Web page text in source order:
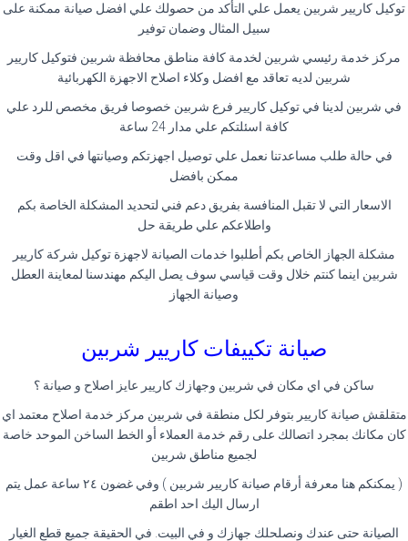
توكيل كاريير شربين يعمل علي التأكد من حصولك علي افضل صيانة ممكنة على
سبيل المثال وضمان توفير
مركز خدمة رئيسي شربين لخدمة كافة مناطق محافظة شربين فتوكيل كاريير
شربين لديه تعاقد مع افضل وكلاء اصلاح الاجهزة الكهربائية
في شربين لدينا في توكيل كاريير فرع شربين خصوصا فريق مخصص للرد علي
كافة اسئلتكم علي مدار 24 ساعة
في حالة طلب مساعدتنا نعمل علي توصيل اجهزتكم وصيانتها في اقل وقت
ممكن بافضل
الاسعار التي لا تقبل المنافسة بفريق دعم فني لتحديد المشكلة الخاصة بكم
واطلاعكم علي طريقة حل
مشكلة الجهاز الخاص بكم أطلبوا خدمات الصيانة لاجهزة توكيل شركة كاريير
شربين اينما كنتم خلال وقت قياسي سوف يصل اليكم مهندسنا لمعاينة العطل
وصيانة الجهاز
صيانة تكييفات كاريير شربين
ساكن في اي مكان في شربين وجهازك كاريير عايز اصلاح و صيانة ؟
متقلقش صيانة كاريير بتوفر لكل منطقة في شربين مركز خدمة اصلاح معتمد اي
كان مكانك بمجرد اتصالك على رقم خدمة العملاء أو الخط الساخن الموحد خاصة
لجميع مناطق شربين
( يمكنكم هنا معرفة أرقام صيانة كاريير شربين ) وفي غضون ٢٤ ساعة عمل يتم
ارسال اليك احد اطقم
الصيانة حتى عندك ونصلحلك جهازك و في البيت. في الحقيقة جميع قطع الغيار